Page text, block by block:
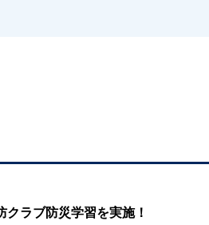
クラブ防災学習を実施！